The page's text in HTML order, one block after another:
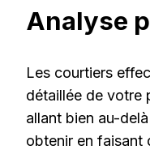
Analyse
Les courtiers
détaillée de votre
allant bien au-
obtenir en faisant